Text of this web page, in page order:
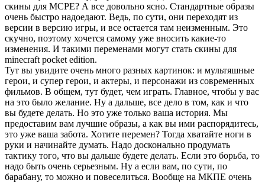
скины для MCPE? А все довольно ясно. Стандартные образы
очень быстро надоедают. Ведь, по сути, они переходят из
версии в версию игры, и все остается там неизменным. Это
скучно, поэтому хочется самому уже вносить какие-то
изменения. И такими переменами могут стать скины для
minecraft pocket edition.
Тут вы увидите очень много разных картинок: и мультяшные
герои, и супер герои, и актеры, и персонажи из современных
фильмов. В общем, тут будет, чем играть. Главное, чтобы у вас
на это было желание. Ну а дальше, все дело в том, как и что
вы будете делать. Но это уже только ваша история. Мы
предоставим вам лучшие образы, а как вы ими распорядитесь,
это уже ваша забота. Хотите перемен? Тогда хватайте ноги в
руки и начинайте думать. Надо досконально продумать
тактику того, что вы дальше будете делать. Если это борьба, то
надо быть очень серьезным. Ну а если вам, по сути, по
барабану, то можно и повеселиться. Вообще на МКПЕ очень